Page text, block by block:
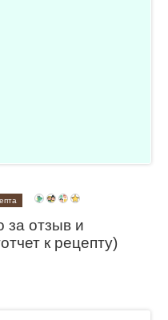
за отзыв и
к рецепту)